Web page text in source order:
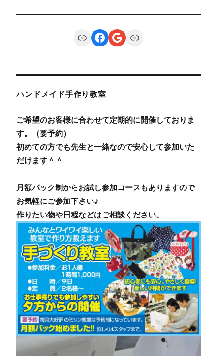
LinkFacebook
Google
Link
ハンドメイド手作り教室
ご希望のお客様に合わせて定期的に開催しておりま
す。（要予約）
初めての方でも先生と一緒なので安心して参加いた
だけます＾＾
月額パック制からお試し参加コースもありますので
お気軽にご参加下さい♪
作りたい物や日程などはご相談ください。